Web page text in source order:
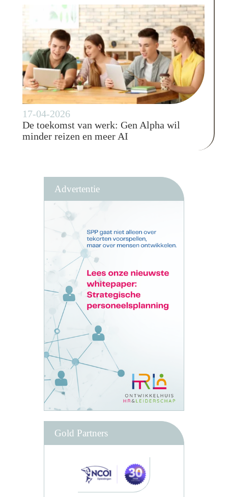
17-04-2026
De toekomst van werk: Gen Alpha wil
minder reizen en meer AI
Advertentie
Gold Partners